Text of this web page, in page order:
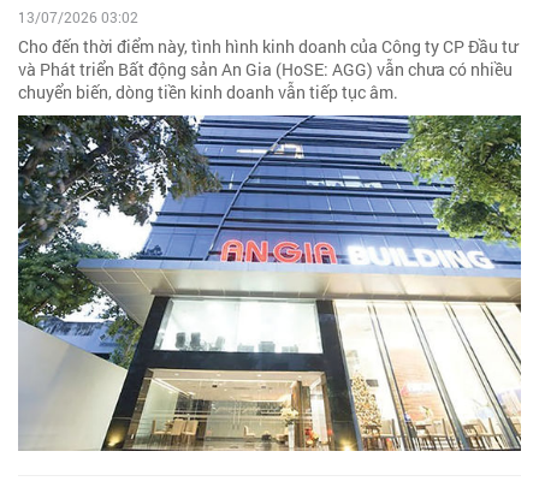
13/07/2026 03:02
Cho đến thời điểm này, tình hình kinh doanh của Công ty CP Đầu tư
và Phát triển Bất động sản An Gia (HoSE: AGG) vẫn chưa có nhiều
chuyển biến, dòng tiền kinh doanh vẫn tiếp tục âm.